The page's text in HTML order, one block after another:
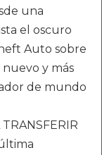
una
el oscuro
Auto sobre
y más
de mundo